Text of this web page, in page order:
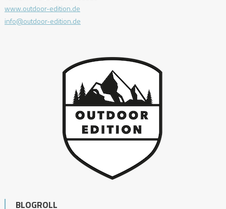
www.outdoor-edition.de
info@outdoor-edition.de
BLOGROLL